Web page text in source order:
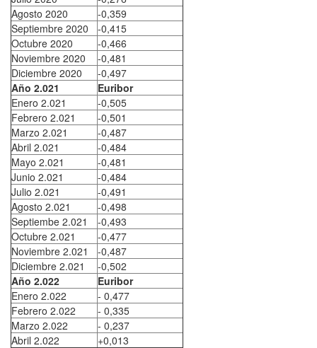
Agosto 2020
-0,359
Septiembre 2020
-0,415
Octubre 2020
-0,466
Noviembre 2020
-0,481
Diciembre 2020
-0,497
Año 2.021
Euribor
Enero 2.021
-0,505
Febrero 2.021
-0,501
Marzo 2.021
-0,487
Abril 2.021
-0,484
Mayo 2.021
-0,481
Junio 2.021
-0,484
Julio 2.021
-0,491
Agosto 2.021
-0,498
Septiembe 2.021
-0,493
Octubre 2.021
-0,477
Noviembre 2.021
-0,487
Diciembre 2.021
-0,502
Año 2.022
Euribor
Enero 2.022
- 0,477
Febrero 2.022
- 0,335
Marzo 2.022
- 0,237
Abril 2.022
+0,013